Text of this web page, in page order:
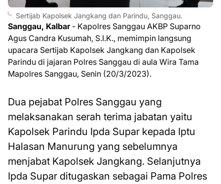
Sertijab Kapolsek Jangkang dan Parindu, Sanggau.
Sanggau, Kalbar- Kapolres Sanggau AKBP Suparno
Agus Candra Kusumah, S.I.K., memimpin langsung
upacara Sertijab Kapolsek Jangkang dan Kapolsek
Parindu di jajaran Polres Sanggau di aula Wira Tama
Mapolres Sanggau, Senin (20/3/2023).
Dua pejabat Polres Sanggau yang
melaksanakan serah terima jabatan yaitu
Kapolsek Parindu Ipda Supar kepada Iptu
Halasan Manurung yang sebelumnya
menjabat Kapolsek Jangkang. Selanjutnya
Ipda Supar ditugaskan sebagai Pama Polres